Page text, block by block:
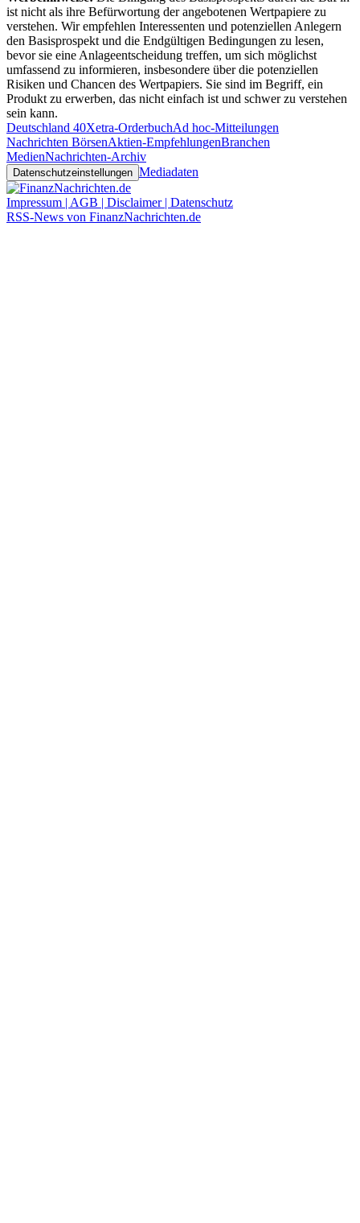
ist nicht als ihre Befürwortung der angebotenen Wertpapiere zu
verstehen. Wir empfehlen Interessenten und potenziellen Anlegern
den Basisprospekt und die Endgültigen Bedingungen zu lesen,
bevor sie eine Anlageentscheidung treffen, um sich möglichst
umfassend zu informieren, insbesondere über die potenziellen
Risiken und Chancen des Wertpapiers. Sie sind im Begriff, ein
Produkt zu erwerben, das nicht einfach ist und schwer zu verstehen
sein kann.
Deutschland 40Xetra-OrderbuchAd hoc-Mitteilungen
Nachrichten BörsenAktien-EmpfehlungenBranchen
MedienNachrichten-Archiv
Datenschutzeinstellungen Mediadaten
Impressum | AGB | Disclaimer | Datenschutz
RSS-News von FinanzNachrichten.de